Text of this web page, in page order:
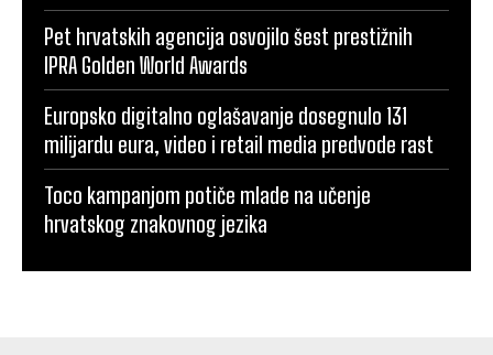
Pet hrvatskih agencija osvojilo šest prestižnih
IPRA Golden World Awards
Europsko digitalno oglašavanje dosegnulo 131
milijardu eura, video i retail media predvode rast
Toco kampanjom potiče mlade na učenje
hrvatskog znakovnog jezika